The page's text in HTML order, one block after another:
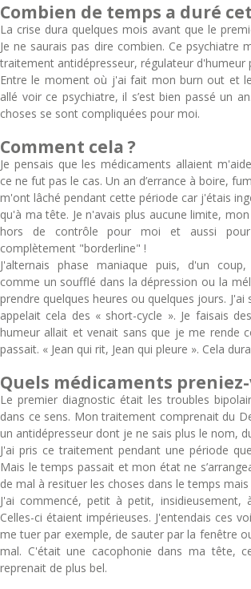
Combien de temps a duré
La crise dura quelques mois avant que le
Je ne saurais pas dire combien. Ce psychiatre
traitement antidépresseur, régulateur d'humeur
Entre le moment où j'ai fait mon burn out et
allé voir ce psychiatre, il s’est bien passé un
choses se sont compliquées pour moi.
Comment cela ?
Je pensais que les médicaments allaient
ce ne fut pas le cas. Un an d’errance à boire,
m'ont lâché pendant cette période car j'étais
qu'à ma tête. Je n'avais plus aucune limite,
hors de contrôle pour moi et aussi pour
complètement "borderline" !
J'alternais phase maniaque puis, d'un
comme un soufflé dans la dépression ou la
prendre quelques heures ou quelques jours. J'ai
appelait cela des « short-cycle ». Je faisais
humeur allait et venait sans que je me rende
passait. « Jean qui rit, Jean qui pleure ». Cela
Quels médicaments preniez-
Le premier diagnostic était les troubles
dans ce sens. Mon traitement comprenait du
un antidépresseur dont je ne sais plus le nom,
J'ai pris ce traitement pendant une période
Mais le temps passait et mon état ne
de mal à resituer les choses dans le temps
J'ai commencé, petit à petit, insidieusement,
Celles-ci étaient impérieuses. J'entendais ces
me tuer par exemple, de sauter par la fenêtre
mal. C'était une cacophonie dans ma tête,
reprenait de plus bel.